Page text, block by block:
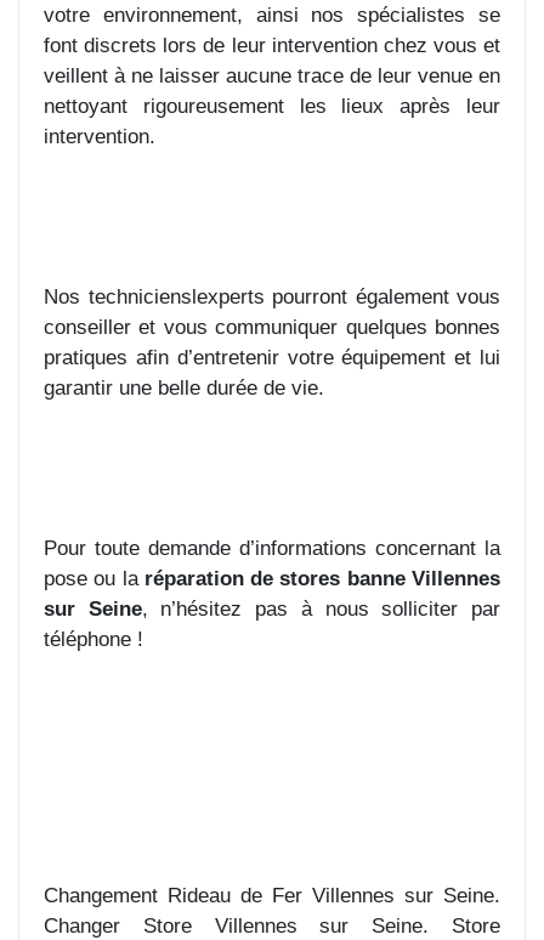
votre environnement, ainsi nos spécialistes se
font discrets lors de leur intervention chez vous et
veillent à ne laisser aucune trace de leur venue en
nettoyant rigoureusement les lieux après leur
intervention.
Nos technicienslexperts pourront également vous
conseiller et vous communiquer quelques bonnes
pratiques afin d’entretenir votre équipement et lui
garantir une belle durée de vie.
Pour toute demande d’informations concernant la
pose ou la réparation de stores banne Villennes
sur Seine, n’hésitez pas à nous solliciter par
téléphone !
Changement Rideau de Fer Villennes sur Seine.
Changer Store Villennes sur Seine. Store